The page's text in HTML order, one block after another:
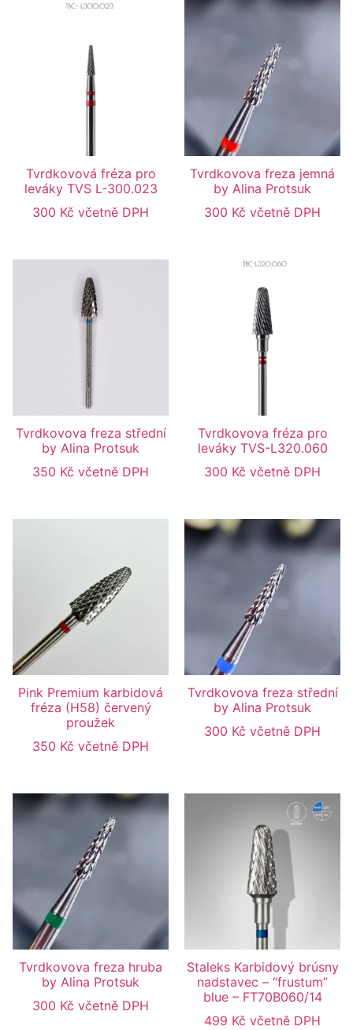
Tvrdkovová fréza pro
leváky TVS L-300.023
300 Kč včetně DPH
Tvrdkovova freza jemná
by Alina Protsuk
300 Kč včetně DPH
Tvrdkovova freza střední
by Alina Protsuk
350 Kč včetně DPH
Tvrdkovova fréza pro
leváky TVS-L320.060
300 Kč včetně DPH
Pink Premium karbidová
fréza (H58) červený
proužek
350 Kč včetně DPH
Tvrdkovova freza střední
by Alina Protsuk
300 Kč včetně DPH
Tvrdkovova freza hruba
by Alina Protsuk
300 Kč včetně DPH
Staleks Karbidový brúsny
nadstavec – “frustum”
blue – FT70B060/14
499 Kč včetně DPH